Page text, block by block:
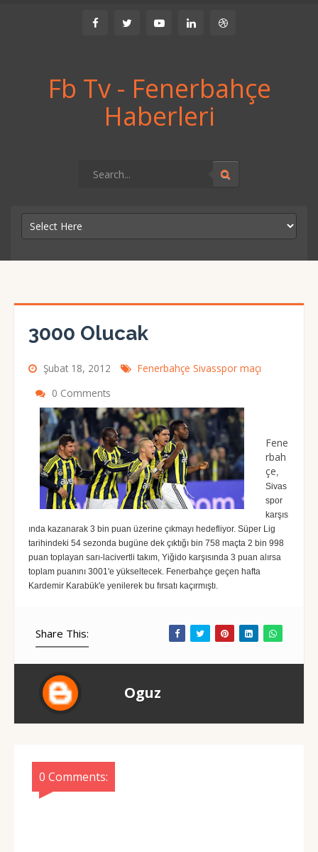
Fb Tv - Fenerbahçe
Haberleri
3000 Olucak
Şubat 18, 2012
Fenerbahçe Sivasspor maçı
0 Comments
Fene
rbah
çe,
Sivas
spor
karşıs
ında kazanarak 3 bin puan üzerine çıkmayı hedefliyor. Süper Lig
tarihindeki 54 sezonda bugüne dek çıktığı bin 758 maçta 2 bin 998
puan toplayan sarı-lacivertli takım, Yiğido karşısında 3 puan alırsa
toplam puanını 3001'e yükseltecek. Fenerbahçe geçen hafta
Kardemir Karabük'e yenilerek bu fırsatı kaçırmıştı.
Share This:
Oguz
0 Comments: